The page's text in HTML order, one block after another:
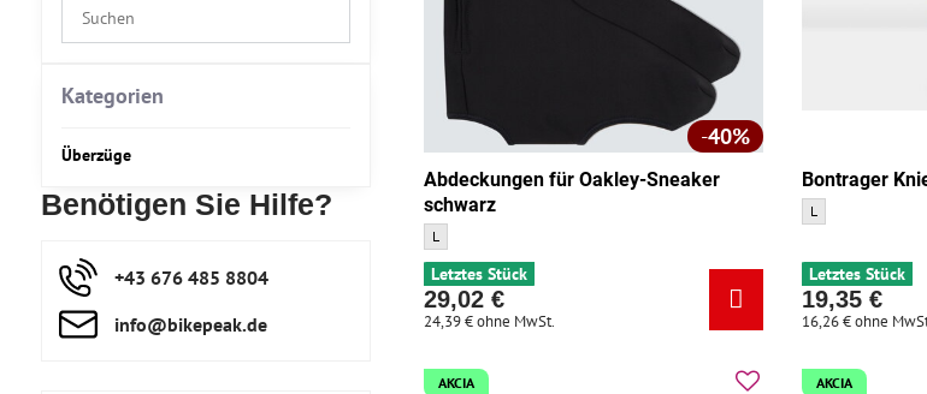
40%
Abdeckungen für Oakley-Sneaker
schwarz
Abdeckungen für Oakley-Sneaker schwarz - Größe:
L
Letztes Stück
29,02 €
24,39 €ohne MwSt.
Bontrager
Bontrager
L
Letztes Stück
19,35 €
16,26 €ohne
AKCIA AKCIA
Suchfilterergebnisse
Benötigen Sie Hilfe?
+43 676 485 8804
info​@bikepeak​.de
Kategorien
Überzüge